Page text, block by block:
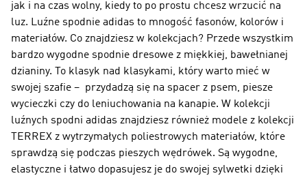
jak i na czas wolny, kiedy to po prostu chcesz wrzucić na
luz. Luźne spodnie adidas to mnogość fasonów, kolorów i
materiałów. Co znajdziesz w kolekcjach? Przede wszystkim
bardzo wygodne spodnie dresowe z miękkiej, bawełnianej
dzianiny. To klasyk nad klasykami, który warto mieć w
swojej szafie – przydadzą się na spacer z psem, piesze
wycieczki czy do leniuchowania na kanapie. W kolekcji
luźnych spodni adidas znajdziesz również modele z kolekcji
TERREX z wytrzymałych poliestrowych materiałów, które
sprawdzą się podczas pieszych wędrówek. Są wygodne,
elastyczne i łatwo dopasujesz je do swojej sylwetki dzięki